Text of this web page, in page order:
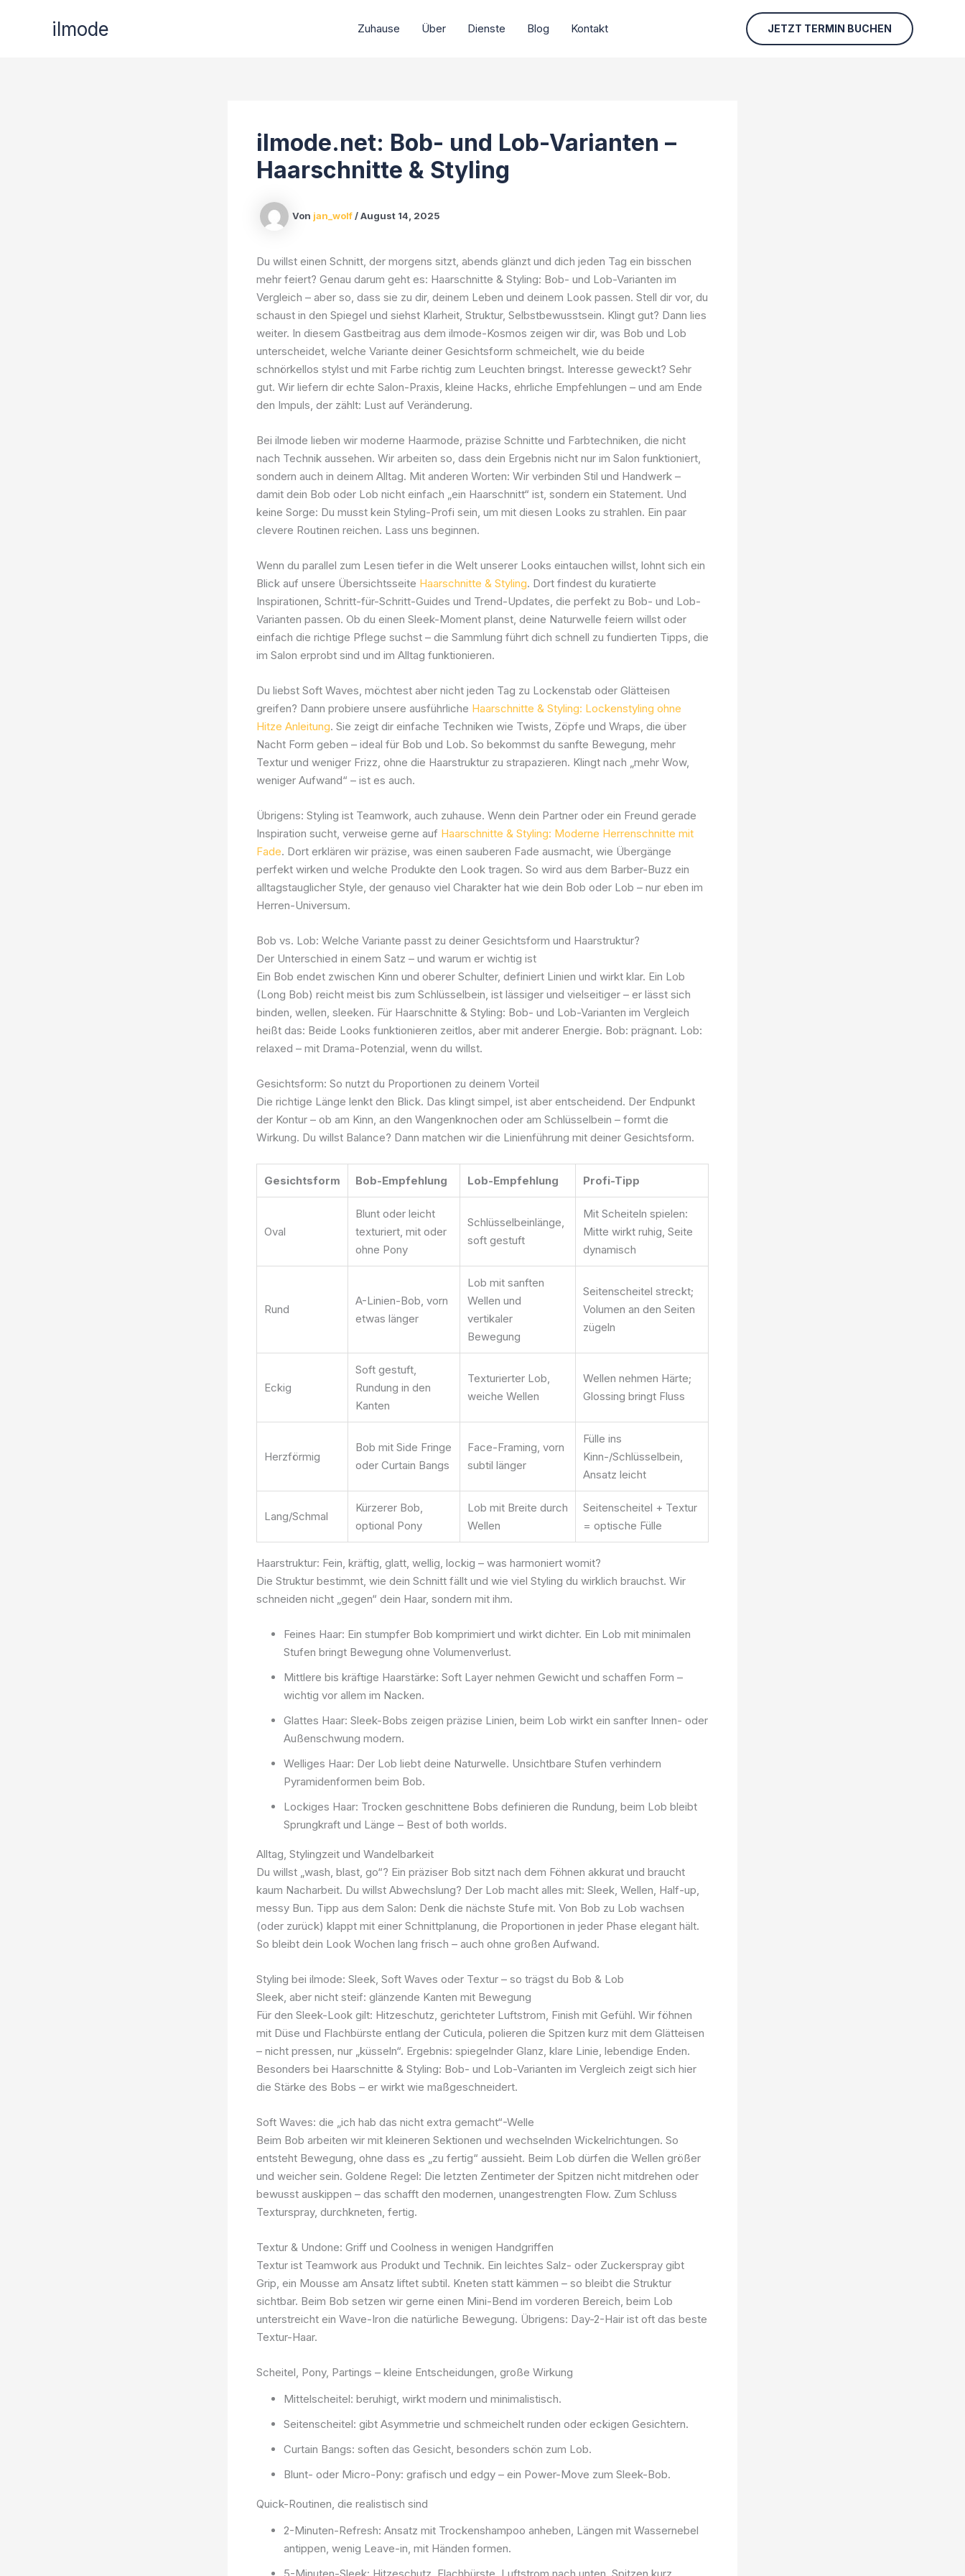
ilmode Zuhause Über Dienste Blog Kontakt JETZT TERMIN BUCHEN
ilmode.net: Bob- und Lob-Varianten –
Haarschnitte & Styling
Von jan_wolf/August 14, 2025
Du willst einen Schnitt, der morgens sitzt, abends glänzt und dich jeden Tag ein bisschen
mehr feiert? Genau darum geht es: Haarschnitte & Styling: Bob- und Lob-Varianten im
Vergleich – aber so, dass sie zu dir, deinem Leben und deinem Look passen. Stell dir vor, du
schaust in den Spiegel und siehst Klarheit, Struktur, Selbstbewusstsein. Klingt gut? Dann lies
weiter. In diesem Gastbeitrag aus dem ilmode-Kosmos zeigen wir dir, was Bob und Lob
unterscheidet, welche Variante deiner Gesichtsform schmeichelt, wie du beide
schnörkellos stylst und mit Farbe richtig zum Leuchten bringst. Interesse geweckt? Sehr
gut. Wir liefern dir echte Salon-Praxis, kleine Hacks, ehrliche Empfehlungen – und am Ende
den Impuls, der zählt: Lust auf Veränderung.
Bei ilmode lieben wir moderne Haarmode, präzise Schnitte und Farbtechniken, die nicht
nach Technik aussehen. Wir arbeiten so, dass dein Ergebnis nicht nur im Salon funktioniert,
sondern auch in deinem Alltag. Mit anderen Worten: Wir verbinden Stil und Handwerk –
damit dein Bob oder Lob nicht einfach „ein Haarschnitt“ ist, sondern ein Statement. Und
keine Sorge: Du musst kein Styling-Profi sein, um mit diesen Looks zu strahlen. Ein paar
clevere Routinen reichen. Lass uns beginnen.
Wenn du parallel zum Lesen tiefer in die Welt unserer Looks eintauchen willst, lohnt sich ein
Blick auf unsere Übersichtsseite Haarschnitte & Styling. Dort findest du kuratierte
Inspirationen, Schritt-für-Schritt-Guides und Trend-Updates, die perfekt zu Bob- und Lob-
Varianten passen. Ob du einen Sleek-Moment planst, deine Naturwelle feiern willst oder
einfach die richtige Pflege suchst – die Sammlung führt dich schnell zu fundierten Tipps, die
im Salon erprobt sind und im Alltag funktionieren.
Du liebst Soft Waves, möchtest aber nicht jeden Tag zu Lockenstab oder Glätteisen
greifen? Dann probiere unsere ausführliche Haarschnitte & Styling: Lockenstyling ohne
Hitze Anleitung. Sie zeigt dir einfache Techniken wie Twists, Zöpfe und Wraps, die über
Nacht Form geben – ideal für Bob und Lob. So bekommst du sanfte Bewegung, mehr
Textur und weniger Frizz, ohne die Haarstruktur zu strapazieren. Klingt nach „mehr Wow,
weniger Aufwand“ – ist es auch.
Übrigens: Styling ist Teamwork, auch zuhause. Wenn dein Partner oder ein Freund gerade
Inspiration sucht, verweise gerne auf Haarschnitte & Styling: Moderne Herrenschnitte mit
Fade. Dort erklären wir präzise, was einen sauberen Fade ausmacht, wie Übergänge
perfekt wirken und welche Produkte den Look tragen. So wird aus dem Barber-Buzz ein
alltagstauglicher Style, der genauso viel Charakter hat wie dein Bob oder Lob – nur eben im
Herren-Universum.
Bob vs. Lob: Welche Variante passt zu deiner Gesichtsform und Haarstruktur?
Der Unterschied in einem Satz – und warum er wichtig ist
Ein Bob endet zwischen Kinn und oberer Schulter, definiert Linien und wirkt klar. Ein Lob
(Long Bob) reicht meist bis zum Schlüsselbein, ist lässiger und vielseitiger – er lässt sich
binden, wellen, sleeken. Für Haarschnitte & Styling: Bob- und Lob-Varianten im Vergleich
heißt das: Beide Looks funktionieren zeitlos, aber mit anderer Energie. Bob: prägnant. Lob:
relaxed – mit Drama-Potenzial, wenn du willst.
Gesichtsform: So nutzt du Proportionen zu deinem Vorteil
Die richtige Länge lenkt den Blick. Das klingt simpel, ist aber entscheidend. Der Endpunkt
der Kontur – ob am Kinn, an den Wangenknochen oder am Schlüsselbein – formt die
Wirkung. Du willst Balance? Dann matchen wir die Linienführung mit deiner Gesichtsform.
Gesichtsform Bob-Empfehlung Lob-Empfehlung Profi-Tipp
Oval
Blunt oder leicht
texturiert, mit oder
ohne Pony
Schlüsselbeinlänge,
soft gestuft
Mit Scheiteln spielen:
Mitte wirkt ruhig, Seite
dynamisch
Rund
A-Linien-Bob, vorn
etwas länger
Lob mit sanften
Wellen und
vertikaler
Bewegung
Seitenscheitel streckt;
Volumen an den Seiten
zügeln
Eckig
Soft gestuft,
Rundung in den
Kanten
Texturierter Lob,
weiche Wellen
Wellen nehmen Härte;
Glossing bringt Fluss
Herzförmig
Bob mit Side Fringe
oder Curtain Bangs
Face-Framing, vorn
subtil länger
Fülle ins
Kinn-/Schlüsselbein,
Ansatz leicht
Lang/Schmal
Kürzerer Bob,
optional Pony
Lob mit Breite durch
Wellen
Seitenscheitel + Textur
= optische Fülle
Haarstruktur: Fein, kräftig, glatt, wellig, lockig – was harmoniert womit?
Die Struktur bestimmt, wie dein Schnitt fällt und wie viel Styling du wirklich brauchst. Wir
schneiden nicht „gegen“ dein Haar, sondern mit ihm.
Feines Haar: Ein stumpfer Bob komprimiert und wirkt dichter. Ein Lob mit minimalen
Stufen bringt Bewegung ohne Volumenverlust.
Mittlere bis kräftige Haarstärke: Soft Layer nehmen Gewicht und schaffen Form –
wichtig vor allem im Nacken.
Glattes Haar: Sleek-Bobs zeigen präzise Linien, beim Lob wirkt ein sanfter Innen- oder
Außenschwung modern.
Welliges Haar: Der Lob liebt deine Naturwelle. Unsichtbare Stufen verhindern
Pyramidenformen beim Bob.
Lockiges Haar: Trocken geschnittene Bobs definieren die Rundung, beim Lob bleibt
Sprungkraft und Länge – Best of both worlds.
Alltag, Stylingzeit und Wandelbarkeit
Du willst „wash, blast, go“? Ein präziser Bob sitzt nach dem Föhnen akkurat und braucht
kaum Nacharbeit. Du willst Abwechslung? Der Lob macht alles mit: Sleek, Wellen, Half-up,
messy Bun. Tipp aus dem Salon: Denk die nächste Stufe mit. Von Bob zu Lob wachsen
(oder zurück) klappt mit einer Schnittplanung, die Proportionen in jeder Phase elegant hält.
So bleibt dein Look Wochen lang frisch – auch ohne großen Aufwand.
Styling bei ilmode: Sleek, Soft Waves oder Textur – so trägst du Bob & Lob
Sleek, aber nicht steif: glänzende Kanten mit Bewegung
Für den Sleek-Look gilt: Hitzeschutz, gerichteter Luftstrom, Finish mit Gefühl. Wir föhnen
mit Düse und Flachbürste entlang der Cuticula, polieren die Spitzen kurz mit dem Glätteisen
– nicht pressen, nur „küsseln“. Ergebnis: spiegelnder Glanz, klare Linie, lebendige Enden.
Besonders bei Haarschnitte & Styling: Bob- und Lob-Varianten im Vergleich zeigt sich hier
die Stärke des Bobs – er wirkt wie maßgeschneidert.
Soft Waves: die „ich hab das nicht extra gemacht“-Welle
Beim Bob arbeiten wir mit kleineren Sektionen und wechselnden Wickelrichtungen. So
entsteht Bewegung, ohne dass es „zu fertig“ aussieht. Beim Lob dürfen die Wellen größer
und weicher sein. Goldene Regel: Die letzten Zentimeter der Spitzen nicht mitdrehen oder
bewusst auskippen – das schafft den modernen, unangestrengten Flow. Zum Schluss
Texturspray, durchkneten, fertig.
Textur & Undone: Griff und Coolness in wenigen Handgriffen
Textur ist Teamwork aus Produkt und Technik. Ein leichtes Salz- oder Zuckerspray gibt
Grip, ein Mousse am Ansatz liftet subtil. Kneten statt kämmen – so bleibt die Struktur
sichtbar. Beim Bob setzen wir gerne einen Mini-Bend im vorderen Bereich, beim Lob
unterstreicht ein Wave-Iron die natürliche Bewegung. Übrigens: Day-2-Hair ist oft das beste
Textur-Haar.
Scheitel, Pony, Partings – kleine Entscheidungen, große Wirkung
Mittelscheitel: beruhigt, wirkt modern und minimalistisch.
Seitenscheitel: gibt Asymmetrie und schmeichelt runden oder eckigen Gesichtern.
Curtain Bangs: soften das Gesicht, besonders schön zum Lob.
Blunt- oder Micro-Pony: grafisch und edgy – ein Power-Move zum Sleek-Bob.
Quick-Routinen, die realistisch sind
2-Minuten-Refresh: Ansatz mit Trockenshampoo anheben, Längen mit Wassernebel
antippen, wenig Leave-in, mit Händen formen.